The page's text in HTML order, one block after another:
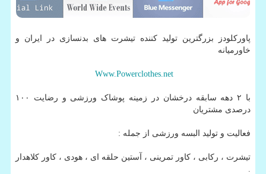
پاورکلودز بزرگترین تولید کننده تیشرت های بدنسازی در ایران و
خاورمیانه
Www.Powerclothes.net
با ۲ دهه سابقه درخشان در زمینه پوشاک ورزشی و رضایت ۱۰۰
درصدی مشتریان
فعالیت و تولید البسه ورزشی از جمله :
تیشرت ، رکابی ، کاور تمرینی ، آستین حلقه ای ، هودی ، کاور کلاهدار
.